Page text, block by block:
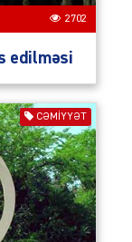
2702
edilməsi
CƏMIYYƏT